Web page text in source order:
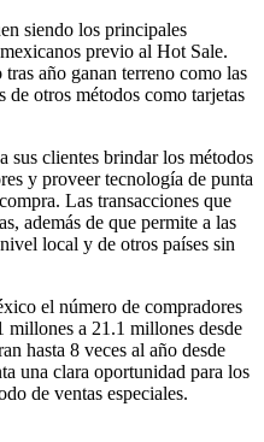
siendo los principales
previo al Hot Sale.
año ganan terreno como las
de otros métodos como tarjetas
sus clientes brindar los métodos
y proveer tecnología de punta
Las transacciones que
además de que permite a las
local y de otros países sin
el número de compradores
millones a 21.1 millones desde
hasta 8 veces al año desde
una clara oportunidad para los
de ventas especiales.